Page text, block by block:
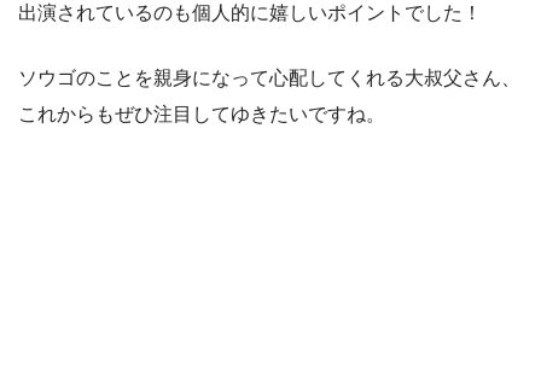
出演されているのも個人的に嬉しいポイントでした！
ソウゴのことを親身になって心配してくれる大叔父さん、
これからもぜひ注目してゆきたいですね。